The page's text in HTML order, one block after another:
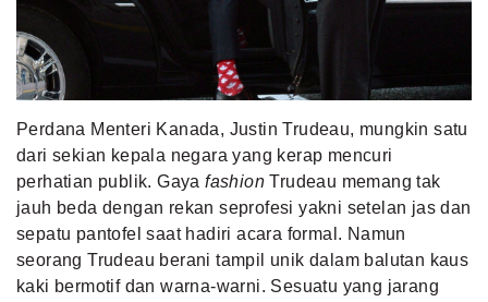
MLDPOINTS
Perdana Menteri Kanada, Justin Trudeau, mungkin satu
dari sekian kepala negara yang kerap mencuri
perhatian publik. Gayafashion Trudeau memang tak
jauh beda dengan rekan seprofesi yakni setelan jas dan
sepatu pantofel saat hadiri acara formal. Namun
seorang Trudeau berani tampil unik dalam balutan kaus
kaki bermotif dan warna-warni. Sesuatu yang jarang